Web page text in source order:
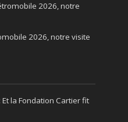
2026, notre
2026, notre visite
la Fondation Cartier fit